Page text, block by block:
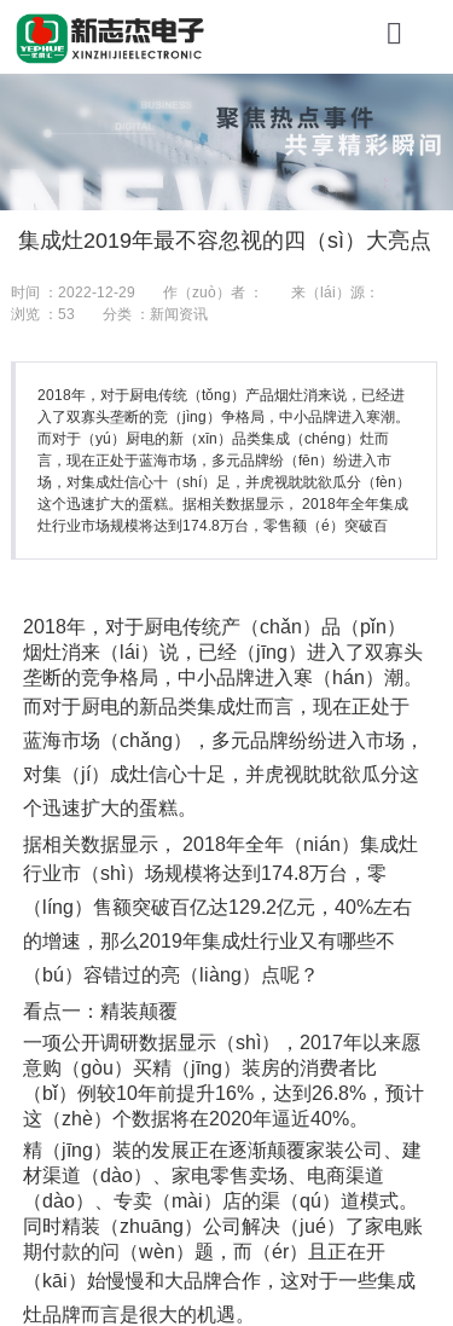
关于
产品
工程
联系
集成灶2019年最不容忽视的四（sì）大亮点
时间 ：2022-12-29 作（zuò）者 ：
来（lái）源：
浏览 ：53 分类 ：新闻资讯
2018年，对于厨电传统（tǒng）产品烟灶消来说，已经进
入了双寡头垄断的竞（jìng）争格局，中小品牌进入寒潮。
而对于（yú）厨电的新（xīn）品类集成（chéng）灶而
言，现在正处于蓝海市场，多元品牌纷（fēn）纷进入市
场，对集成灶信心十（shí）足，并虎视眈眈欲瓜分（fèn）
这个迅速扩大的蛋糕。据相关数据显示， 2018年全年集成
灶行业市场规模将达到174.8万台，零售额（é）突破百
2018年，对于厨电传统产（chǎn）品（pǐn）
烟灶消来（lái）说，已经（jīng）进入了双寡头
垄断的竞争格局，中小品牌进入寒（hán）潮。
而对于厨电的新品类集成灶而言，现在正处于
蓝海市场（chǎng）
，多元品牌纷纷进入市场，
对集（jí）成灶信心十足，并虎视眈眈欲瓜分这
个迅速扩大的蛋糕。
据相关数据显示， 2018年全年（nián）集成灶
行业市（shì）场规模将达到 174.8万台，零
（líng）售额突破百亿达129.2亿元，40%左右
的增速，那么2019年集成灶行业又有哪些不
（bú）容错过的亮（liàng）点呢？
看点一：精装颠覆
一项公开调研数据显示（shì），2017年以来愿
意购（gòu）买精（jīng）装房的消费者比
（bǐ）例较10年前提升16%，达到26.8%，预计
这（zhè）个数据将在2020年逼近40%。
精（jīng）装的发展正在逐渐颠覆家装公司、建
材渠道（dào）、家电零售卖场、电商渠道
（dào）、专卖（mài）店的渠（qú）道模式。
同时精装（zhuāng）公司解决（jué）了家电账
期付款的问（wèn）题，而（ér）且正在开
（kāi）始慢慢和大品牌合作 ，这对于一些集成
灶品牌而言是很大的机遇。